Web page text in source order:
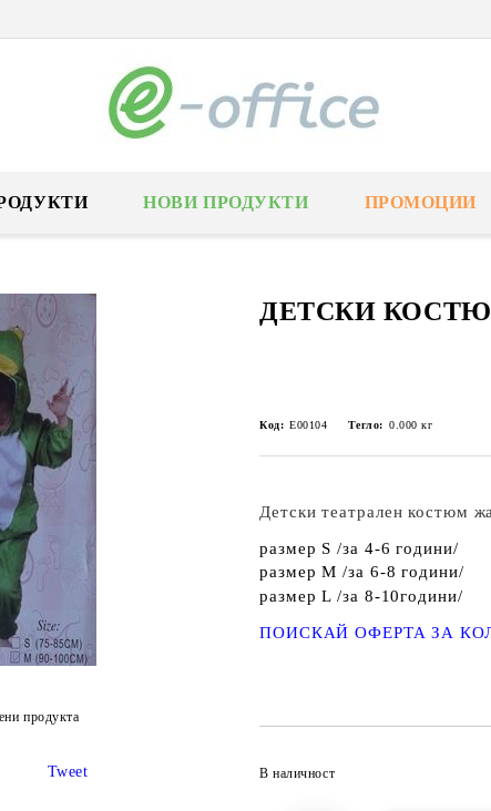
НОВИ ПРОДУКТИ ПРОМОЦИИ
ДЕТСКИ
Код: Е00104 Тегло: 0.000 кг
Детски театрален костюм
размер S /за 4-6 години/
размер M /за 6-8 години/
размер L /за 8-10години/
ПОИСКАЙ ОФЕРТА ЗА
В наличност
продукта
Tweet